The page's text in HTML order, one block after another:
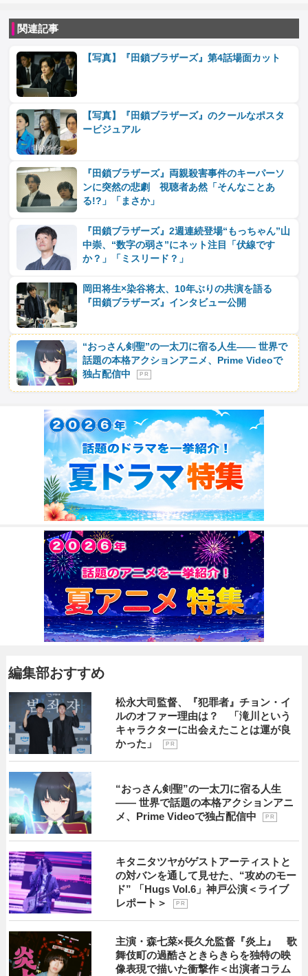
関連記事
【写真】『田鎖ブラザーズ』第4話場面カット
【写真】『田鎖ブラザーズ』のクールなポスタ
ービジュアル
『田鎖ブラザーズ』両親殺害事件のキーパーソ
ンに突然の悲劇 視聴者あ然「そんなことあ
る!?」「まさか」
『田鎖ブラザーズ』2週連続登場“もっちゃん”山
中崇、“数字の弱さ”にネット注目「伏線です
か？」「ミスリード？」
岡田将生×染谷将太、10年ぶりの共演を語る
『田鎖ブラザーズ』インタビュー公開
“おっさん剣聖”の一太刀に宿る人生―― 世界で
話題の本格アクションアニメ、Prime Videoで
独占配信中
P R
編集部おすすめ
松永大司監督、『犯罪者』チョン・イ
ルのオファー理由は？ 「滝川という
キャラクターに出会えたことは運が良
かった」
P R
“おっさん剣聖”の一太刀に宿る人生
―― 世界で話題の本格アクションアニ
メ、Prime Videoで独占配信中
P R
キタニタツヤがゲストアーティストと
の対バンを通して見せた、“攻めのモー
ド” 「Hugs Vol.6」神戸公演＜ライブ
レポート＞
P R
主演・森七菜×長久允監督『炎上』 歌
舞伎町の過酷さときらきらを独特の映
像表現で描いた衝撃作＜出演者コラム